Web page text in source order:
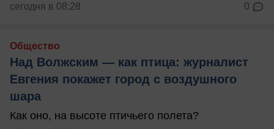
сегодня в 08:28 0
Общество
Над Волжским — как птица: журналист
Евгения покажет город с воздушного
шара
Как оно, на высоте птичьего полета?